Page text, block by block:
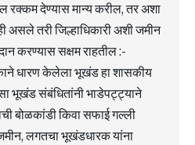
रक्कम देण्यास मान्य करील, तर अशा
असले तरी जिल्हाधिकारी अशी जमीन
करण्यास सक्षम राहतील :-
धारण केलेला भूखंड हा शासकीय
भूखंड संबंधितांनी भाडेपट्ट्याने
बोळकांडी किवा सफाई गल्ली
लगतचा भूखंडधारक यांना